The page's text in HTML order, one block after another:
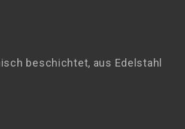
beschichtet, aus Edelstahl